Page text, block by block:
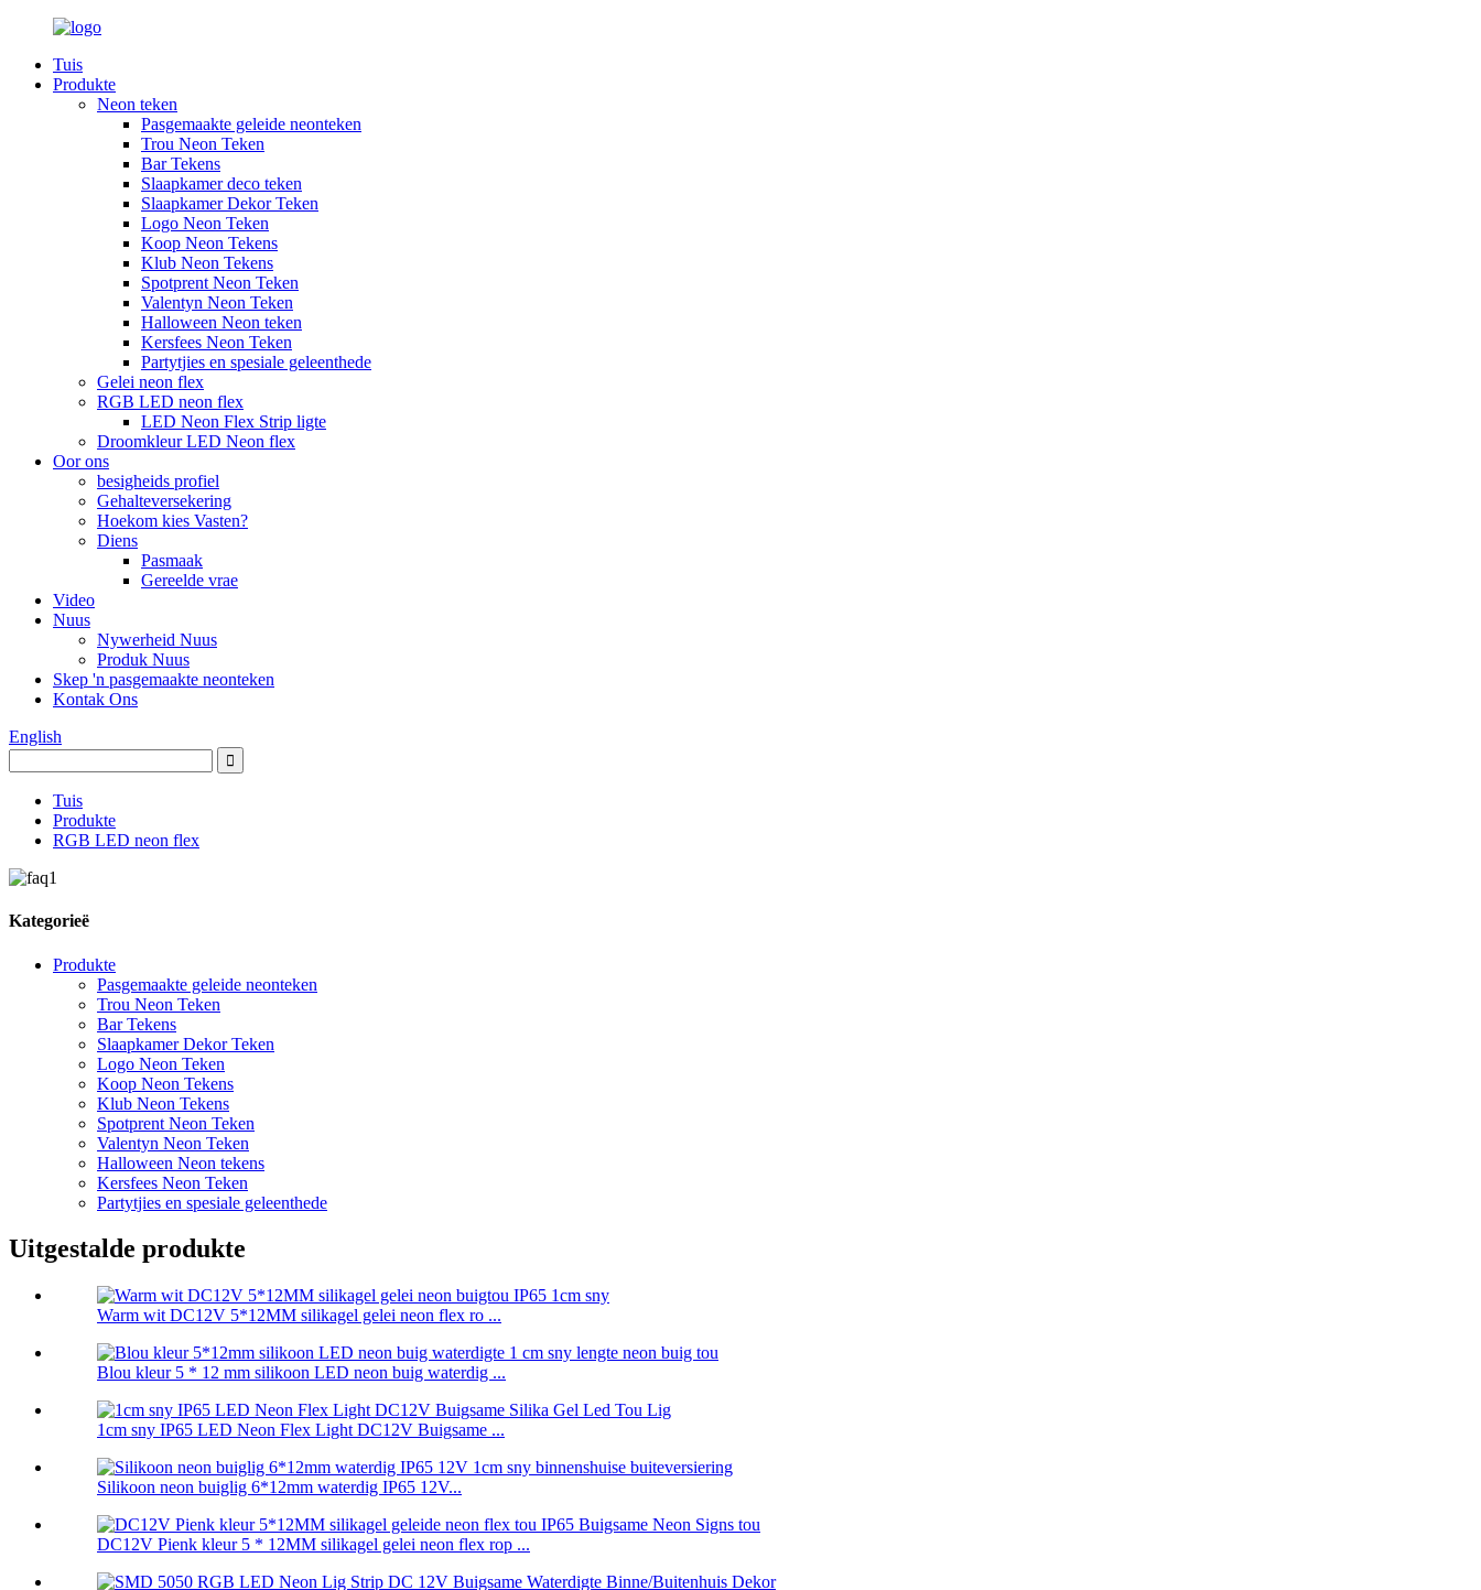
Tuis
Produkte
Neon teken
Pasgemaakte geleide neonteken
Trou Neon Teken
Bar Tekens
Slaapkamer deco teken
Slaapkamer Dekor Teken
Logo Neon Teken
Koop Neon Tekens
Klub Neon Tekens
Spotprent Neon Teken
Valentyn Neon Teken
Halloween Neon teken
Kersfees Neon Teken
Partytjies en spesiale geleenthede
Gelei neon flex
RGB LED neon flex
LED Neon Flex Strip ligte
Droomkleur LED Neon flex
Oor ons
besigheids profiel
Gehalteversekering
Hoekom kies Vasten?
Diens
Pasmaak
Gereelde vrae
Video
Nuus
Nywerheid Nuus
Produk Nuus
Skep 'n pasgemaakte neonteken
Kontak Ons
English
Tuis
Produkte
RGB LED neon flex
Kategorieë
Produkte
Pasgemaakte geleide neonteken
Trou Neon Teken
Bar Tekens
Slaapkamer Dekor Teken
Logo Neon Teken
Koop Neon Tekens
Klub Neon Tekens
Spotprent Neon Teken
Valentyn Neon Teken
Halloween Neon tekens
Kersfees Neon Teken
Partytjies en spesiale geleenthede
Uitgestalde produkte
Warm wit DC12V 5*12MM silikagel gelei neon flex ro ...
Blou kleur 5 * 12 mm silikoon LED neon buig waterdig ...
1cm sny IP65 LED Neon Flex Light DC12V Buigsame ...
Silikoon neon buiglig 6*12mm waterdig IP65 12V...
DC12V Pienk kleur 5 * 12MM silikagel gelei neon flex rop ...